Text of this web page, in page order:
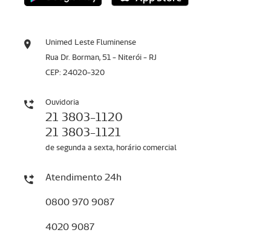
Unimed Leste Fluminense
Rua Dr. Borman, 51 - Niterói - RJ
CEP: 24020-320
Ouvidoria
21 3803-1120
21 3803-1121
de segunda a sexta, horário comercial
Atendimento 24h
0800 970 9087
4020 9087